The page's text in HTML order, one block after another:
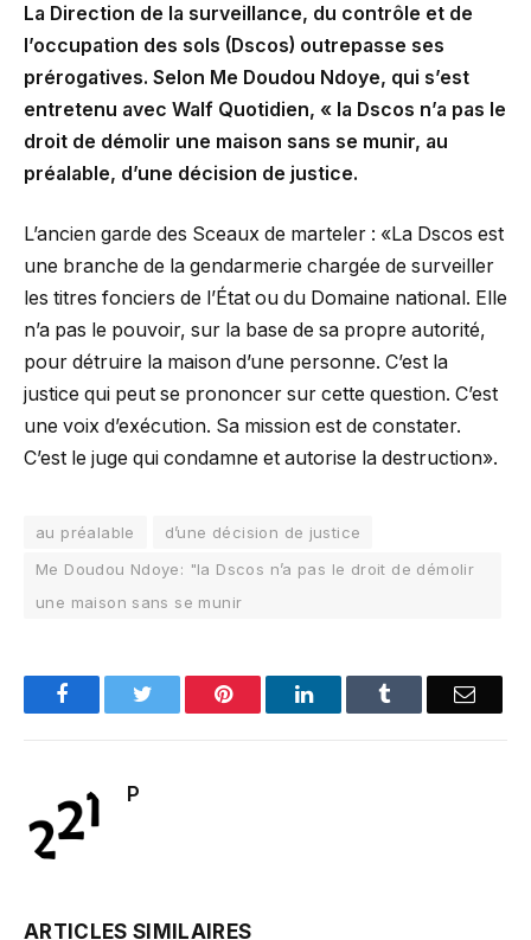
La Direction de la surveillance, du contrôle et de
l’occupation des sols (Dscos) outrepasse ses
prérogatives. Selon Me Doudou Ndoye, qui s’est
entretenu avec Walf Quotidien, « la Dscos n’a pas le
droit de démolir une maison sans se munir, au
préalable, d’une décision de justice.
L’ancien garde des Sceaux de marteler : «La Dscos est
une branche de la gendarmerie chargée de surveiller
les titres fonciers de l’État ou du Domaine national. Elle
n’a pas le pouvoir, sur la base de sa propre autorité,
pour détruire la maison d’une personne. C’est la
justice qui peut se prononcer sur cette question. C’est
une voix d’exécution. Sa mission est de constater.
C’est le juge qui condamne et autorise la destruction».
au préalable
d’une décision de justice
Me Doudou Ndoye: "la Dscos n’a pas le droit de démolir
une maison sans se munir
FacebookTwitter Pinterest LinkedInTumblr Email
P
ARTICLES SIMILAIRES